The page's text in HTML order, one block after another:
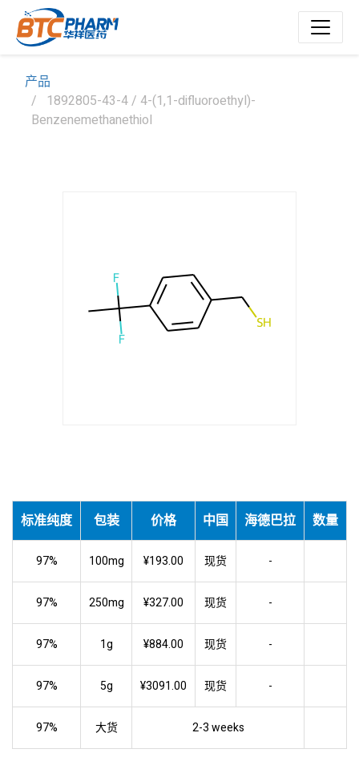
产品
1892805-43-4 / 4-(1,1-difluoroethyl)-
Benzenemethanethiol
标准纯度 包装 价格 中国 海德巴拉 数量
97% 100mg ¥193.00 现货 -
97% 250mg ¥327.00 现货 -
97% 1g ¥884.00 现货 -
97% 5g ¥3091.00 现货 -
97% 大货 2-3 weeks